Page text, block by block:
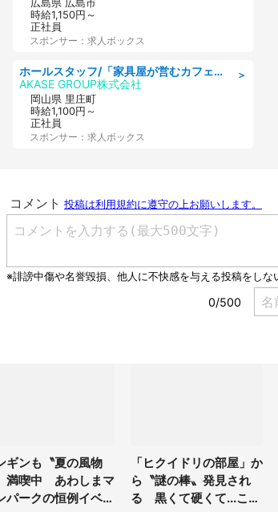
広島県 広島市
時給1,150円～
正社員
スポンサー：求人ボックス
＞
ホールスタッフ/「家具屋が営むカフェスタッフ!」週2日～OK!嬉しいまかない付き/岡山県/浅口郡里庄町
AKASE GROUP株式会社
岡山県 里庄町
時給1,100円～
正社員
スポンサー：求人ボックス
ギンも〝夏の風物
満喫中 あわしまマ
パークの恒例イベン
「ヒクイドリの部屋」か
ら〝謎の棒〟発見され
る 黒くて硬くて...これ